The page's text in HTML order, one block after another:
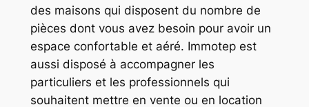
des maisons qui disposent du nombre de
pièces dont vous avez besoin pour avoir un
espace confortable et aéré. Immotep est
aussi disposé à accompagner les
particuliers et les professionnels qui
souhaitent mettre en vente ou en location